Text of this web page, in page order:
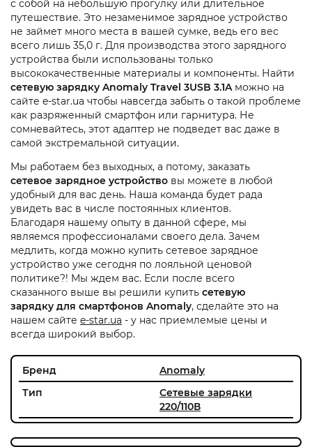
с собой на небольшую прогулку или длительное
путешествие. Это незаменимое зарядное устройство
не займет много места в вашей сумке, ведь его вес
всего лишь 35,0 г. Для производства этого зарядного
устройства были использованы только
высококачественные материалы и компоненты. Найти
сетевую зарядку Anomaly Travel 3USB 3.1A можно на
сайте e-star.ua чтобы навсегда забыть о такой проблеме
как разряженный смартфон или гарнитура. Не
сомневайтесь, этот адаптер не подведет вас даже в
самой экстремальной ситуации.
Мы работаем без выходных, а потому, заказать
сетевое зарядное устройство вы можете в любой
удобный для вас день. Наша команда будет рада
увидеть вас в числе постоянных клиентов.
Благодаря нашему опыту в данной сфере, мы
являемся профессионалами своего дела. Зачем
медлить, когда можно купить сетевое зарядное
устройство уже сегодня по лояльной ценовой
политике?! Мы ждем вас. Если после всего
сказанного выше вы решили купить сетевую
зарядку для смартфонов Anomaly, сделайте это на
нашем сайте e-star.ua - у нас приемлемые цены и
всегда широкий выбор.
Бренд
Anomaly
Тип
Сетевые зарядки
220/110В